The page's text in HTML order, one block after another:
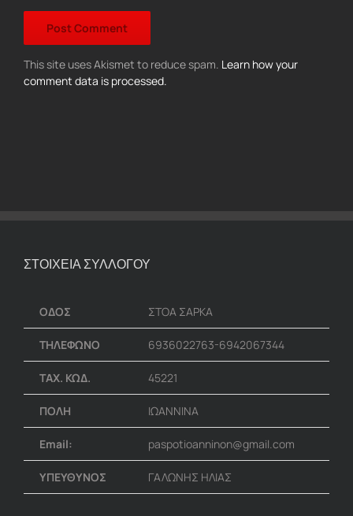
This site uses Akismet to reduce spam. Learn how your
comment data is processed.
ΣΤΟΙΧΕΙΑ ΣΥΛΛΟΓΟΥ
ΟΔΟΣ ΣΤΟΑ ΣΑΡΚΑ
ΤΗΛΕΦΩΝΟ 6936022763-6942067344
ΤΑΧ. ΚΩΔ. 45221
ΠΟΛΗ ΙΩΑΝΝΙΝΑ
Email: paspotioanninon@gmail.com
ΥΠΕΥΘΥΝΟΣ ΓΑΛΩΝΗΣ ΗΛΙΑΣ